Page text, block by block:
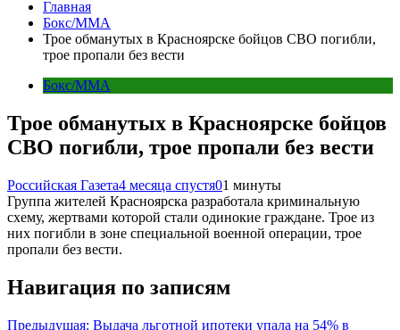
Главная
Бокс/MMA
Трое обманутых в Красноярске бойцов СВО погибли,
трое пропали без вести
Бокс/MMA
Трое обманутых в Красноярске бойцов
СВО погибли, трое пропали без вести
Российская Газета4 месяца спустя01 минуты
Группа жителей Красноярска разработала криминальную
схему, жертвами которой стали одинокие граждане. Трое из
них погибли в зоне специальной военной операции, трое
пропали без вести.
Навигация по записям
Предыдущая: Выдача льготной ипотеки упала на 54% в